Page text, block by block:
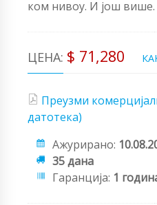
ком нивоу. И још више.
ЦЕНА: $ 71,280
Преузми
датотека)
Ажурирано:
35 дана
Гаранција: 1